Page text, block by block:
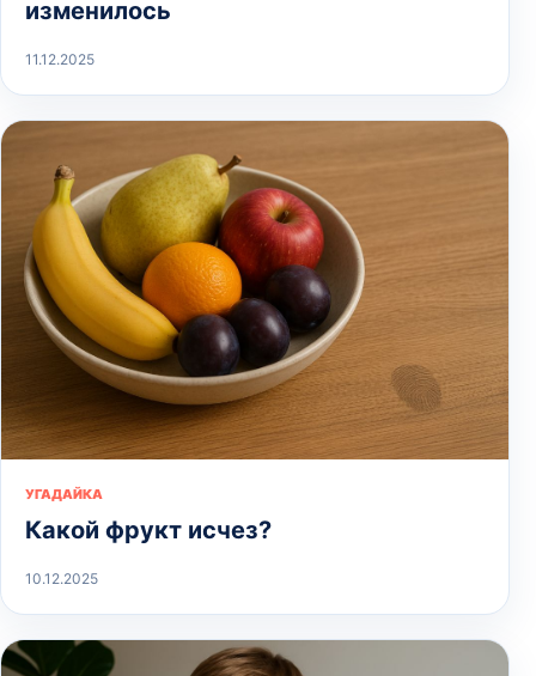
изменилось
11.12.2025
УГАДАЙКА
Какой фрукт исчез?
10.12.2025